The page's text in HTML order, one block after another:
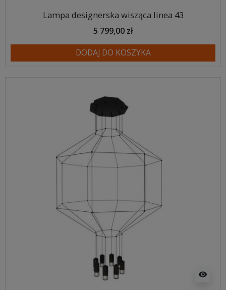
Lampa designerska wisząca linea 43
5 799,00 zł
DODAJ DO KOSZYKA
visibility